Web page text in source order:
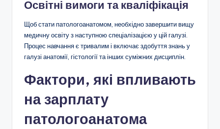
Освітні вимоги та кваліфікація
Щоб стати патологоанатомом, необхідно завершити вищу
медичну освіту з наступною спеціалізацією у цій галузі.
Процес навчання є тривалим і включає здобуття знань у
галузі анатомії, гістології та інших суміжних дисциплін.
Фактори, які впливають
на зарплату
патологоанатома